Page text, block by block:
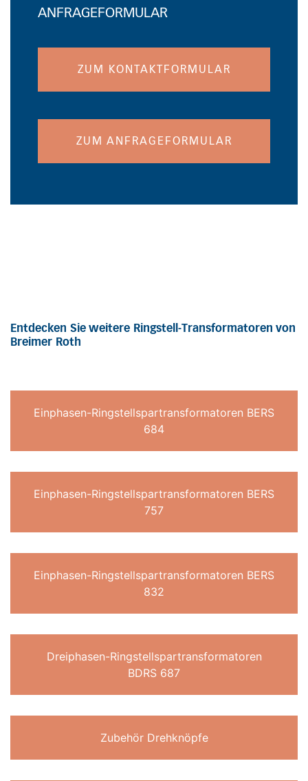
ANFRAGEFORMULAR
ZUM KONTAKTFORMULAR
ZUM ANFRAGEFORMULAR
Entdecken Sie weitere Ringstell-Transformatoren von
Breimer Roth
Einphasen-Ringstellspartransformatoren BERS
684
Einphasen-Ringstellspartransformatoren BERS
757
Einphasen-Ringstellspartransformatoren BERS
832
Dreiphasen-Ringstellspartransformatoren
BDRS 687
Zubehör Drehknöpfe